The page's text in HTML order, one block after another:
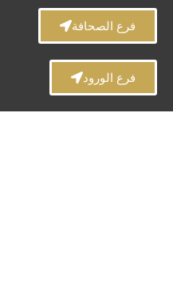
فرع الصحافة
فرع الورود